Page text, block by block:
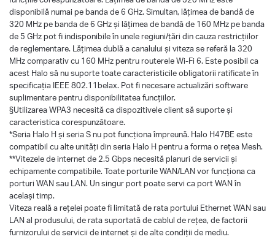
disponibilă numai pe banda de 6 GHz. Simultan, lățimea de bandă de
320 MHz pe banda de 6 GHz și lățimea de bandă de 160 MHz pe banda
de 5 GHz pot fi indisponibile în unele regiuni/țări din cauza restricțiilor
de reglementare. Lățimea dublă a canalului și viteza se referă la 320
MHz comparativ cu 160 MHz pentru routerele Wi-Fi 6. Este posibil ca
acest Halo să nu suporte toate caracteristicile obligatorii ratificate în
specificația IEEE 802.11belax. Pot fi necesare actualizări software
suplimentare pentru disponibilitatea funcțiilor.
§Utilizarea WPA3 necesită ca dispozitivele client să suporte și
caracteristica corespunzătoare.
*Seria Halo H și seria S nu pot funcționa împreună. Halo H47BE este
compatibil cu alte unități din seria Halo H pentru a forma o rețea Mesh.
**Vitezele de internet de 2.5 Gbps necesită planuri de servicii și
echipamente compatibile. Toate porturile WAN/LAN vor funcționa ca
porturi WAN sau LAN. Un singur port poate servi ca port WAN în
același timp.
Viteza reală a rețelei poate fi limitată de rata portului Ethernet WAN sau
LAN al produsului, de rata suportată de cablul de rețea, de factorii
furnizorului de servicii de internet și de alte condiții de mediu.